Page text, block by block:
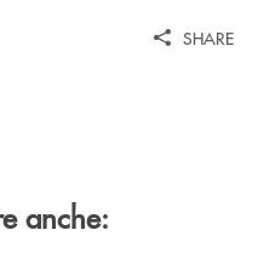
SHARE
anche: